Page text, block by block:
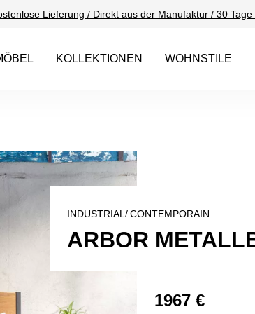
Lieferung / Direkt aus der Manufaktur / 30
KOLLEKTIONEN WOHNSTILE
INDUSTRIAL/CONTEMPORAIN
ARBOR
1967 €